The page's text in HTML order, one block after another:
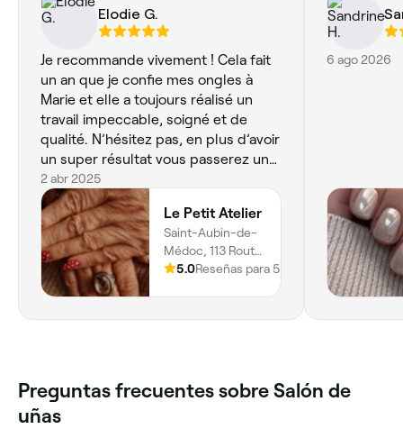
Elodie G.
Je recommande vivement ! Cela fait
un an que je confie mes ongles à
Marie et elle a toujours réalisé un
travail impeccable, soigné et de
qualité. N’hésitez pas, en plus d’avoir
un super résultat vous passerez un
très bon moment avec cette belle
personne.
2 abr 2025
Le Petit Atelier
Saint-Aubin-de-
Médoc, 113 Route
du Tronquet,
Nouvelle-
5.0Reseñas para 5
6 ago 2026
Preguntas frecuentes sobre Salón de
uñas